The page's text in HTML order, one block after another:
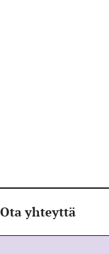
Ota yhteyttä